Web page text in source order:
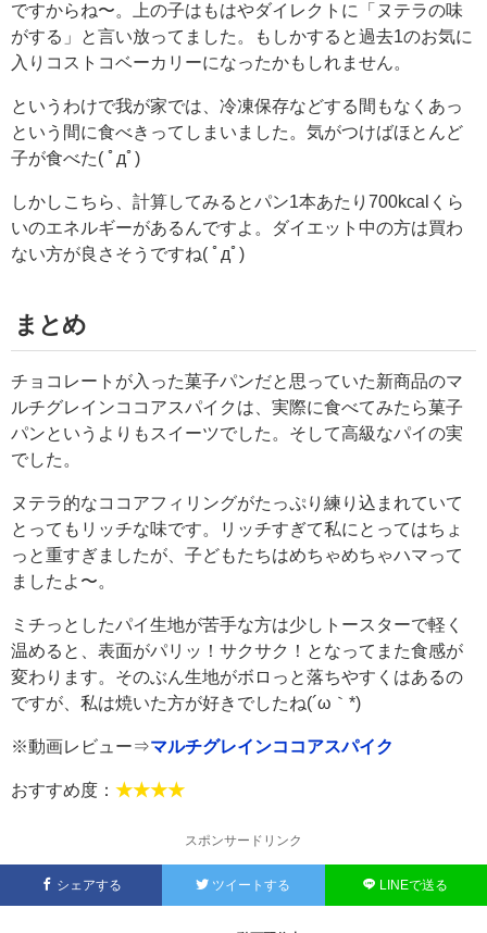
ですからね〜。上の子はもはやダイレクトに「ヌテラの味
がする」と言い放ってました。もしかすると過去1のお気に
入りコストコベーカリーになったかもしれません。
というわけで我が家では、冷凍保存などする間もなくあっ
という間に食べきってしまいました。気がつけばほとんど
子が食べた( ﾟдﾟ)
しかしこちら、計算してみるとパン1本あたり700kcalくら
いのエネルギーがあるんですよ。ダイエット中の方は買わ
ない方が良さそうですね( ﾟдﾟ)
まとめ
チョコレートが入った菓子パンだと思っていた新商品のマ
ルチグレインココアスパイクは、実際に食べてみたら菓子
パンというよりもスイーツでした。そして高級なパイの実
でした。
ヌテラ的なココアフィリングがたっぷり練り込まれていて
とってもリッチな味です。リッチすぎて私にとってはちょ
っと重すぎましたが、子どもたちはめちゃめちゃハマって
ましたよ〜。
ミチっとしたパイ生地が苦手な方は少しトースターで軽く
温めると、表面がパリッ！サクサク！となってまた食感が
変わります。そのぶん生地がボロっと落ちやすくはあるの
ですが、私は焼いた方が好きでしたね(´ω｀*)
※動画レビュー⇒マルチグレインココアスパイク
おすすめ度： ★★★★
スポンサードリンク
シェアする ツイートする LINEで送る